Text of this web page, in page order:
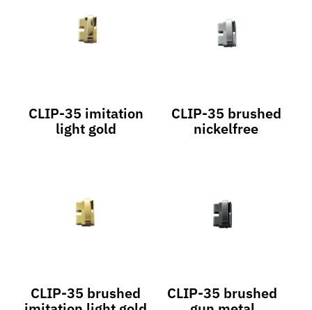
CLIP-35 imitation
light gold
CLIP-35 brushed
nickelfree
CLIP-35 brushed
CLIP-35 brushed